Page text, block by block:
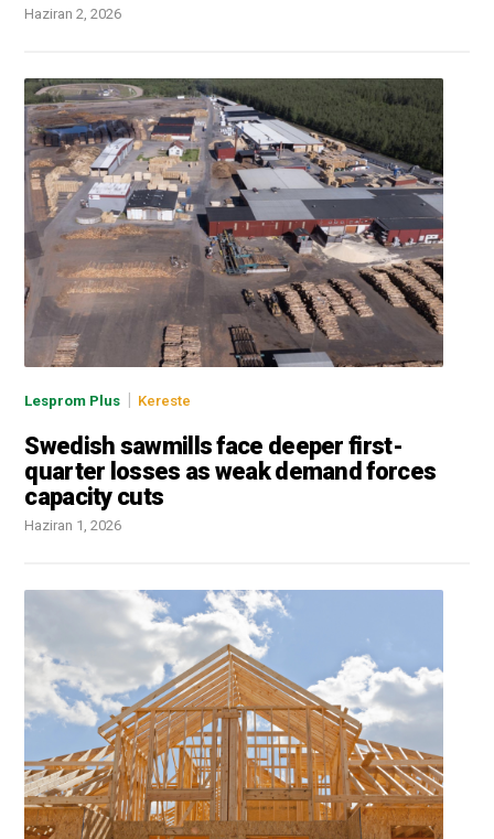
Haziran 2, 2026
Lesprom Plus | Kereste
Swedish sawmills face deeper first-
quarter losses as weak demand forces
capacity cuts
Haziran 1, 2026